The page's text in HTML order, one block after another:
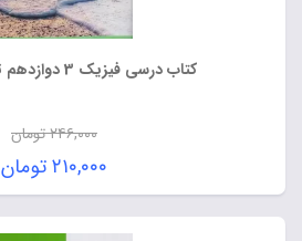
کتاب درسی فیزیک 3 دوازدهم تجربی مدرسه
۲۴۶,۰۰۰تومان
قیمت
اصلی:
۲۱۰,۰۰۰تومان
قیمت
فعلی: